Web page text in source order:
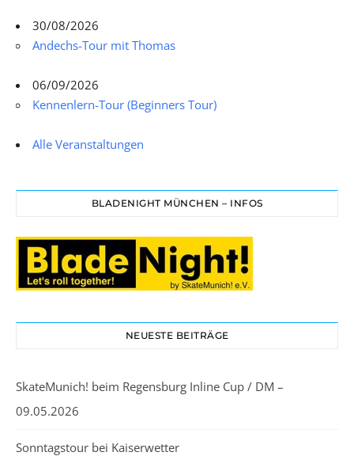
30/08/2026
Andechs-Tour mit Thomas
06/09/2026
Kennenlern-Tour (Beginners Tour)
Alle Veranstaltungen
BLADENIGHT MÜNCHEN – INFOS
NEUESTE BEITRÄGE
SkateMunich! beim Regensburg Inline Cup / DM –
09.05.2026
Sonntagstour bei Kaiserwetter